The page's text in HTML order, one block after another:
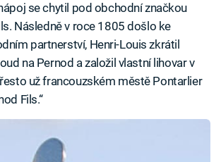
se chytil pod obchodní značkou
Následně v roce 1805 došlo ke
partnerství, Henri-Louis zkrátil
na Pernod a založil vlastní lihovar v
už francouzském městě Pontarlier
Fils.“